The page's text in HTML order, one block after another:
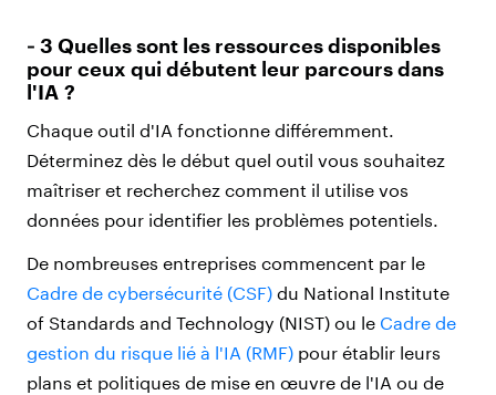
‑ 3 Quelles sont les ressources disponibles
pour ceux qui débutent leur parcours dans
l'IA ?
Chaque outil d'IA fonctionne différemment.
Déterminez dès le début quel outil vous souhaitez
maîtriser et recherchez comment il utilise vos
données pour identifier les problèmes potentiels.
De nombreuses entreprises commencent par le
Cadre de cybersécurité (CSF) du National Institute
of Standards and Technology (NIST) ou le Cadre de
gestion du risque lié à l'IA (RMF) pour établir leurs
plans et politiques de mise en œuvre de l'IA ou de